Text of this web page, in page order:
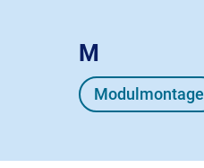
M
Modulmontage